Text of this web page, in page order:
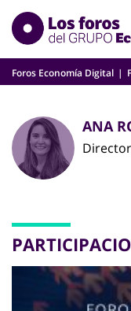
Skip
content
Foros Economía Digital
ANA